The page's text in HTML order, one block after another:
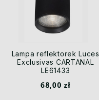
Lampa reflektorek Luces
Exclusivas CARTANAL
LE61433
68,00 zł